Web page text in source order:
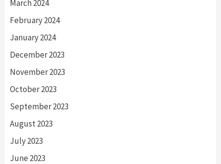
March 2024
February 2024
January 2024
December 2023
November 2023
October 2023
September 2023
August 2023
July 2023
June 2023